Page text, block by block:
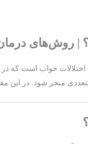
| روش‌های
اختلالات خواب است که
منجر شود. در این